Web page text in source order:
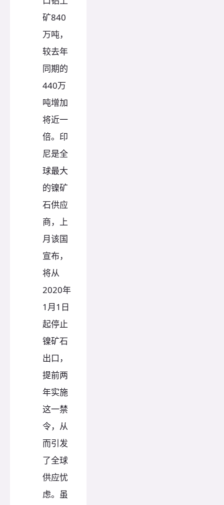
矿840
万吨，
较去年
同期的
440万
吨增加
将近一
倍。印
尼是全
球最大
的镍矿
石供应
商，上
月该国
宣布，
将从
2020年
1月1日
起停止
镍矿石
出口，
提前两
年实施
这一禁
令，从
而引发
了全球
供应忧
虑。虽